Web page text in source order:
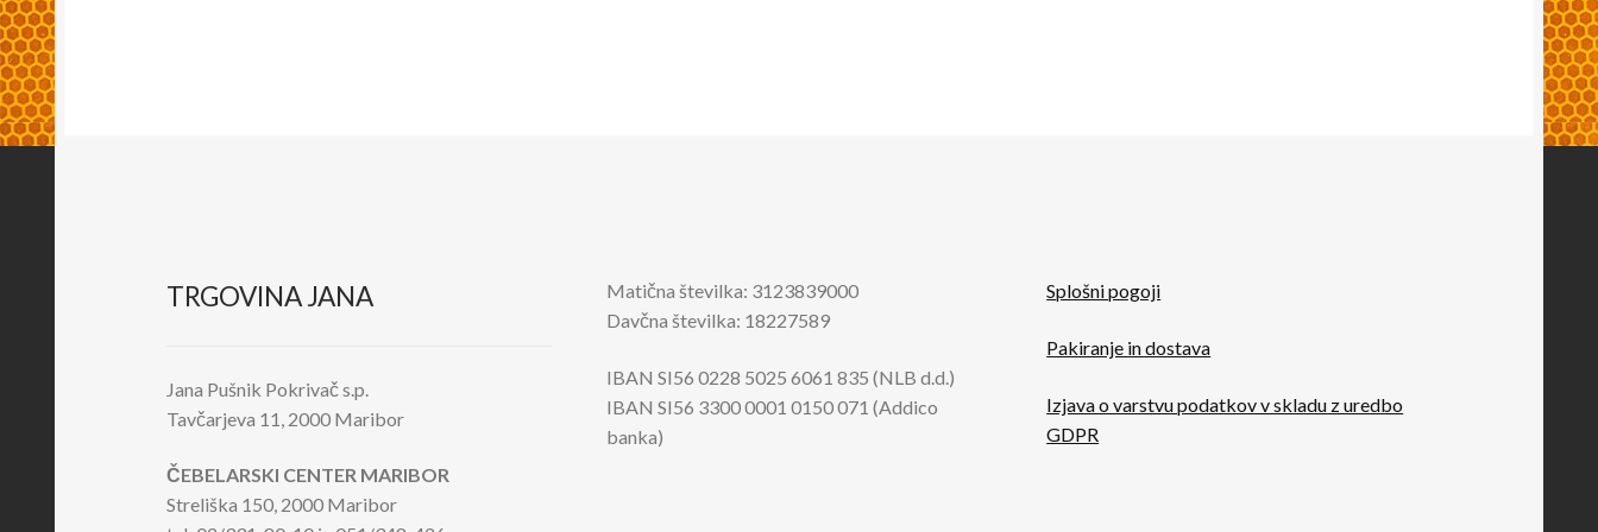
TRGOVINA JANA
Jana Pušnik Pokrivač s.p.
Tavčarjeva 11, 2000 Maribor
ČEBELARSKI CENTER MARIBOR
Streliška 150, 2000 Maribor
Matična številka: 3123839000
Davčna številka: 18227589
IBAN SI56 0228 5025 6061 835 (NLB d.d.)
IBAN SI56 3300 0001 0150 071 (Addico
banka)
Splošni pogoji
Pakiranje in dostava
Izjava o varstvu podatkov v skladu z uredbo
GDPR